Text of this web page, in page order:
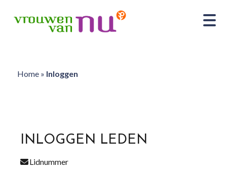
Home» Inloggen
INLOGGEN LEDEN
Lidnummer